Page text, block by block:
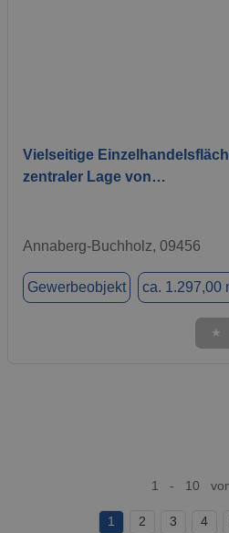
Vielseitige
zentraler Lage von…
Annaberg-Buchholz, 09456
Gewerbeobjekt ca. 1.297,00
★
1 - 10
1 2 3 4